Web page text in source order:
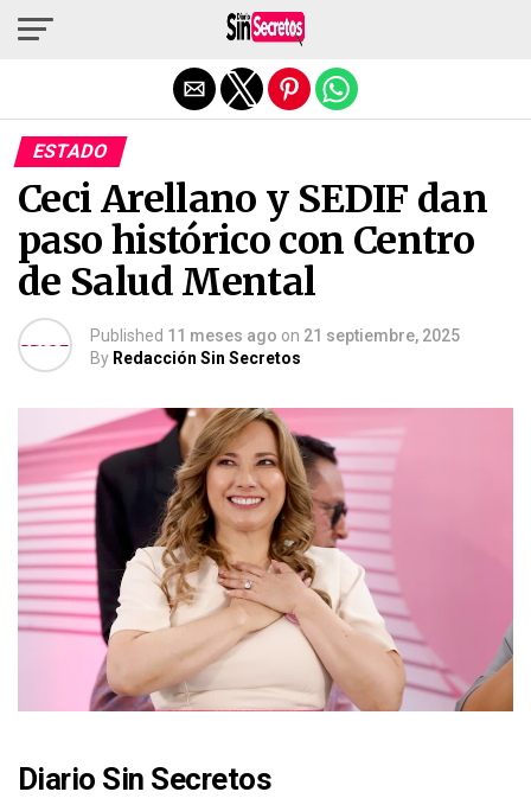
ESTADO
Ceci Arellano y SEDIF dan
paso histórico con Centro
de Salud Mental
Published 11 meses ago on 21 septiembre, 2025
By Redacción Sin Secretos
Diario Sin Secretos
Salir de la versión móvil